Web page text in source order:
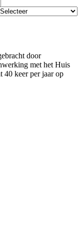
door
met het Huis
40 keer per jaar op